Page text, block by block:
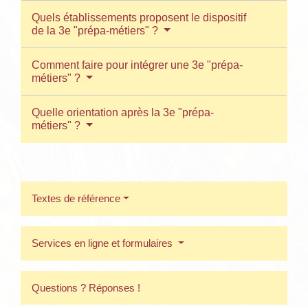
Quels établissements proposent le dispositif
de la 3e "prépa-métiers" ?
Comment faire pour intégrer une 3e "prépa-
métiers" ?
Quelle orientation après la 3e "prépa-
métiers" ?
Textes de référence
Services en ligne et formulaires
Questions ? Réponses !